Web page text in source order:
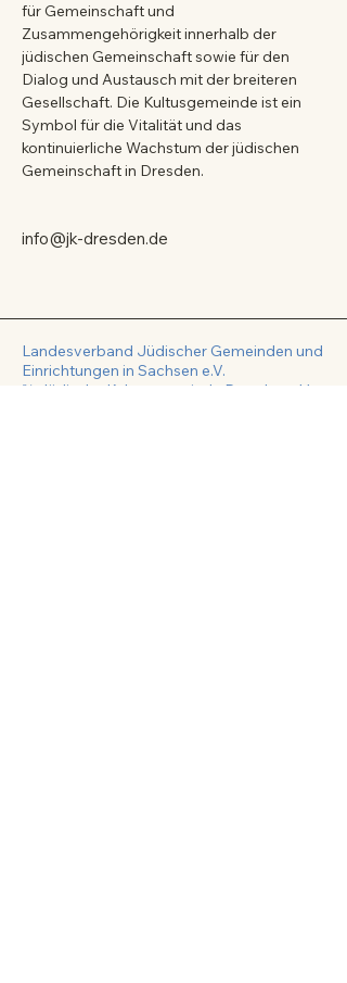
für Gemeinschaft und
Zusammengehörigkeit innerhalb der
jüdischen Gemeinschaft sowie für den
Dialog und Austausch mit der breiteren
Gesellschaft. Die Kultusgemeinde ist ein
Symbol für die Vitalität und das
kontinuierliche Wachstum der jüdischen
Gemeinschaft in Dresden.
info@jk-dresden.de
Landesverband Jüdischer Gemeinden und
Einrichtungen in Sachsen e.V.
℅
Jüdische Kultusgemeinde Dresden e.V.